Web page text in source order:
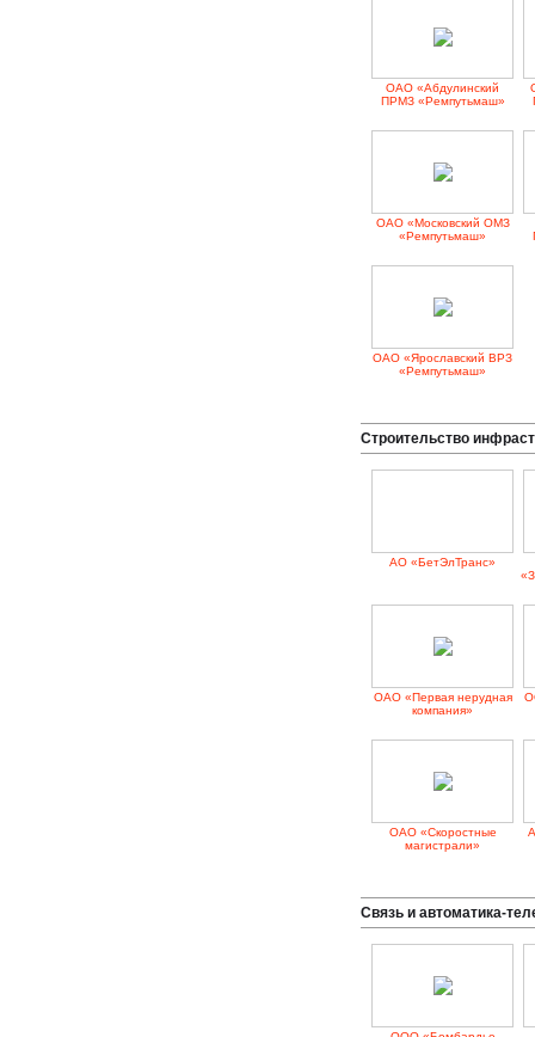
ОАО «Абдулинский
ПРМЗ «Ремпутьмаш»
ОАО «Московский ОМЗ
«Ремпутьмаш»
ОАО «Ярославский ВРЗ
«Ремпутьмаш»
Строительство
АО «БетЭлТранс»
ОАО «Первая нерудная
компания»
ОАО «Скоростные
магистрали»
Связь и автоматика-